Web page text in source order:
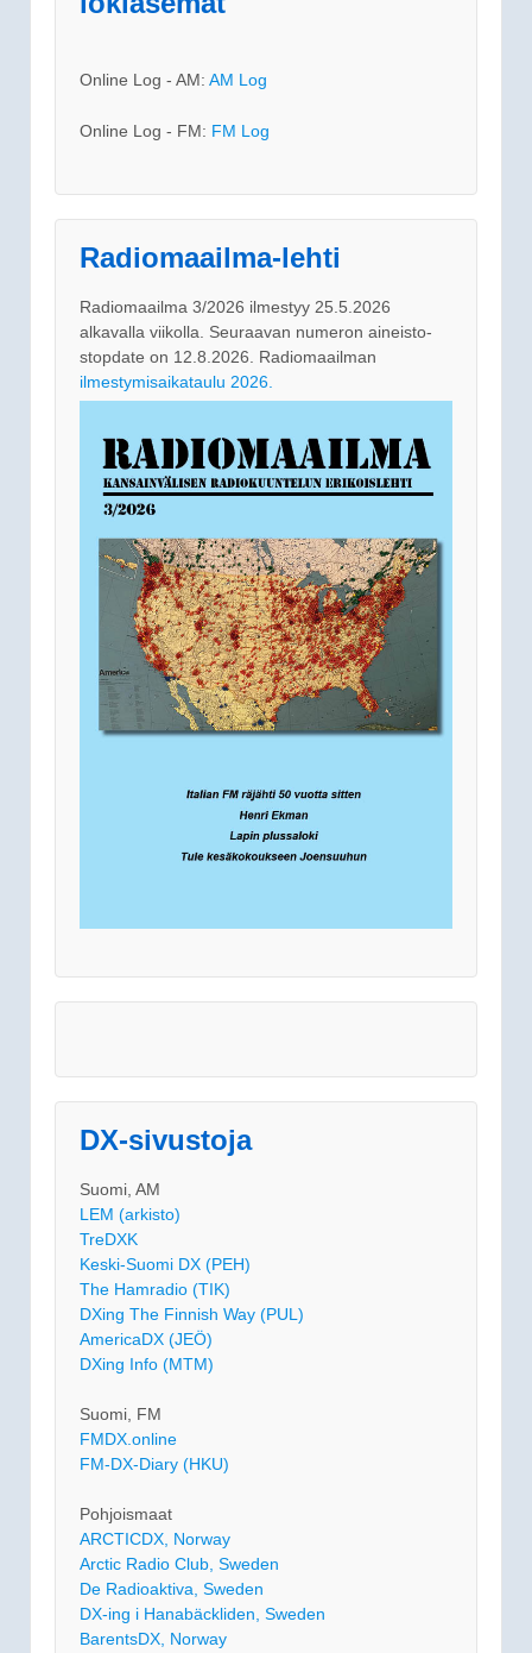
Online Log - AM: AM Log
Online Log - FM: FM Log
Radiomaailma-lehti
Radiomaailma 3/2026 ilmestyy 25.5.2026
alkavalla viikolla. Seuraavan numeron aineisto-
stopdate on 12.8.2026. Radiomaailman
ilmestymisaikataulu 2026.
DX-sivustoja
Suomi, AM
LEM (arkisto)
TreDXK
Keski-Suomi DX (PEH)
The Hamradio (TIK)
DXing The Finnish Way (PUL)
AmericaDX (JEÖ)
DXing Info (MTM)
Suomi, FM
FMDX.online
FM-DX-Diary (HKU)
Pohjoismaat
ARCTICDX, Norway
Arctic Radio Club, Sweden
De Radioaktiva, Sweden
DX-ing i Hanabäckliden, Sweden
BarentsDX, Norway